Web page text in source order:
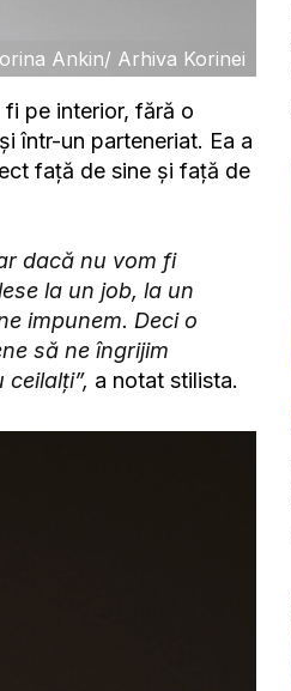
Ankin/ Arhiva Korinei
pe interior, fără o
într-un parteneriat. Ea a
față de sine și față de
dacă nu vom fi
la un job, la un
impunem. Deci o
să ne îngrijim
a notat stilista.